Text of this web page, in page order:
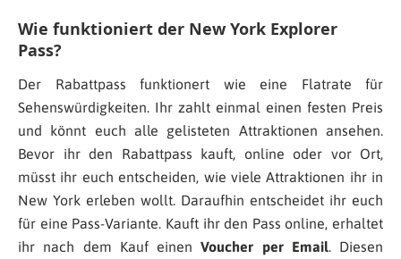
Wie funktioniert der New York Explorer
Pass?
Der Rabattpass funktionert wie eine Flatrate für
Sehenswürdigkeiten. Ihr zahlt einmal einen festen Preis
und könnt euch alle gelisteten Attraktionen ansehen.
Bevor ihr den Rabattpass kauft, online oder vor Ort,
müsst ihr euch entscheiden, wie viele Attraktionen ihr in
New York erleben wollt. Daraufhin entscheidet ihr euch
für eine Pass-Variante. Kauft ihr den Pass online, erhaltet
ihr nach dem Kauf einenVoucher per Email. Diesen